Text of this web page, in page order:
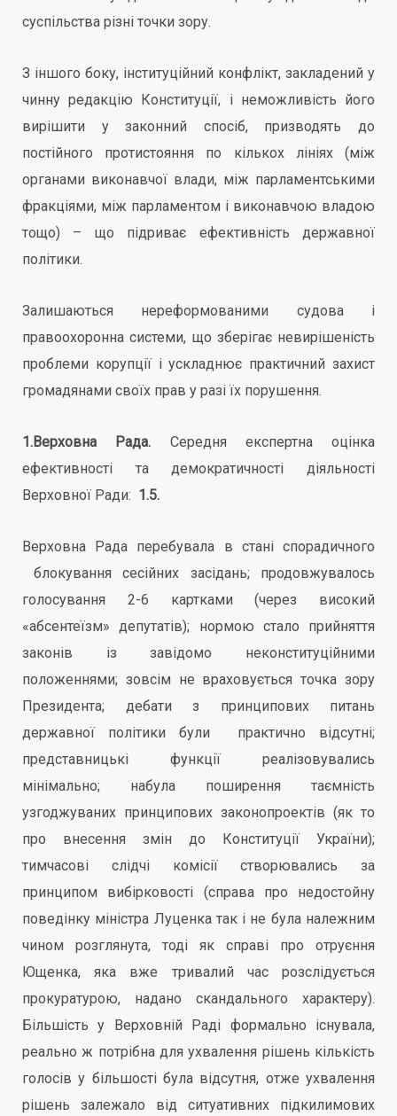
суспільства різні точки зору.
З іншого боку, інституційний конфлікт, закладений у
чинну редакцію Конституції, і неможливість його
вирішити у законний спосіб, призводять до
постійного протистояння по кількох лініях (між
органами виконавчої влади, між парламентськими
фракціями, між парламентом і виконавчою владою
тощо) – що підриває ефективність державної
політики.
Залишаються нереформованими судова і
правоохоронна системи, що зберігає невирішеність
проблеми корупції і ускладнює практичний захист
громадянами своїх прав у разі їх порушення.
1.Верховна Рада. Середня експертна оцінка
ефективності та демократичності діяльності
Верховної Ради: 1.5.
Верховна Рада перебувала в стані спорадичного
блокування сесійних засідань; продовжувалось
голосування 2-6 картками (через високий
«абсентеїзм» депутатів); нормою стало прийняття
законів із завідомо неконституційними
положеннями; зовсім не враховується точка зору
Президента; дебати з принципових питань
державної політики були практично відсутні;
представницькі функції реалізовувались
мінімально; набула поширення таємність
узгоджуваних принципових законопроектів (як то
про внесення змін до Конституції України);
тимчасові слідчі комісії створювались за
принципом вибірковості (справа про недостойну
поведінку міністра Луценка так і не була належним
чином розглянута, тоді як справі про отруєння
Ющенка, яка вже тривалий час розслідується
прокуратурою, надано скандального характеру).
Більшість у Верховній Раді формально існувала,
реально ж потрібна для ухвалення рішень кількість
голосів у більшості була відсутня, отже ухвалення
рішень залежало від ситуативних підкилимових